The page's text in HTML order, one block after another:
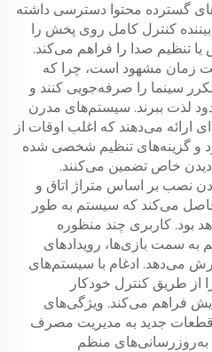
گسترده محتوا دسترسی داشته
کنترل کامل روی پخش را
تنظیم صدا را فراهم می‌کند.
زمان مشهود است، چرا که
سینما را صرفه‌جویی کنند و
لذت ببرند. سیستم‌های مدرن
ارائه می‌دهند که اغلب اوقات از
و گزینه‌های تنظیم شخصی شده
دیدن خاص تضمین می‌کنند.
نصب بر اساس متراژ اتاق و
می‌کند که سیستم به طور
بود. کاربری چند منظوره
به سمت بازی‌ها، رویدادهای
می‌دهد. ادغام با سیستم‌های
از طریق کنترل خودکار
فراهم می‌کند. ویژگی‌های
جدید به مدیریت مصرف
منظم